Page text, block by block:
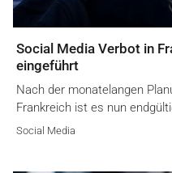
Social Media Verbot in
eingeführt
Nach der monatelangen
Frankreich ist es nun
Social Media